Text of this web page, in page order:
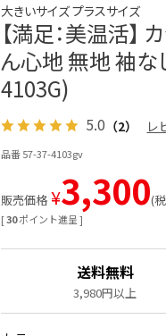
大きいサイズ プラスサイズ
【満足：美温活】
ん心地 無地 袖な
4103G)
5.0 （2） レ
品番 57-37-4103gv
[30ポイント進呈 ]
販売価格 ¥3,300
送料無料
3,980円以上